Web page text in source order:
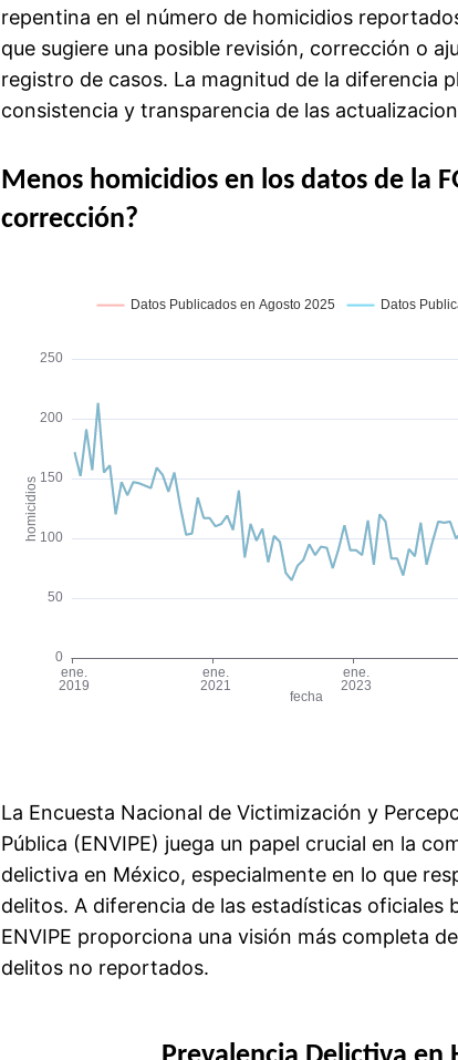
repentina en el número de homicidios
que sugiere una posible revisión, corrección o
registro de casos. La magnitud de la diferencia
consistencia y transparencia de las
Menos homicidios en los datos de la
corrección?
La Encuesta Nacional de Victimización y
Pública (ENVIPE) juega un papel crucial en la
delictiva en México, especialmente en lo que
delitos. A diferencia de las estadísticas oficiales
ENVIPE proporciona una visión más completa
delitos no reportados.